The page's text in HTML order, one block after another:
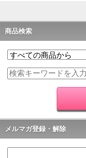
商品検索
メルマガ登録・解除